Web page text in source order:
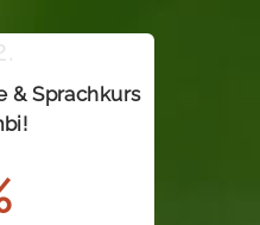
& Sprachkurs